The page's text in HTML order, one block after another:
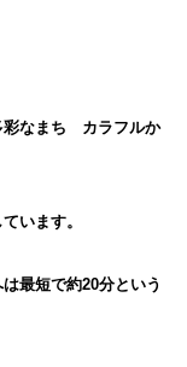
けについて】
発送致します。
民環境部 商工観光
りますが、万が一上
絡ください。
彩なまち カラフルか
います。
最短で約20分という